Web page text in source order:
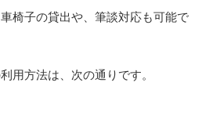
椅子の貸出や、筆談対応も可能で
用方法は、次の通りです。